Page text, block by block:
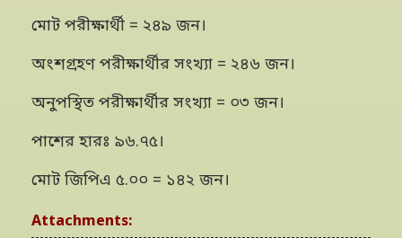
মোট পরীক্ষার্থী = ২৪৯ জন।
অংশগ্রহণ পরীক্ষার্থীর সংখ্যা = ২৪৬ জন।
অনুপস্থিত পরীক্ষার্থীর সংখ্যা = ০৩ জন।
পাশের হারঃ ৯৬.৭৫।
মোট জিপিএ ৫.০০ = ১৪২ জন।
Attachments: